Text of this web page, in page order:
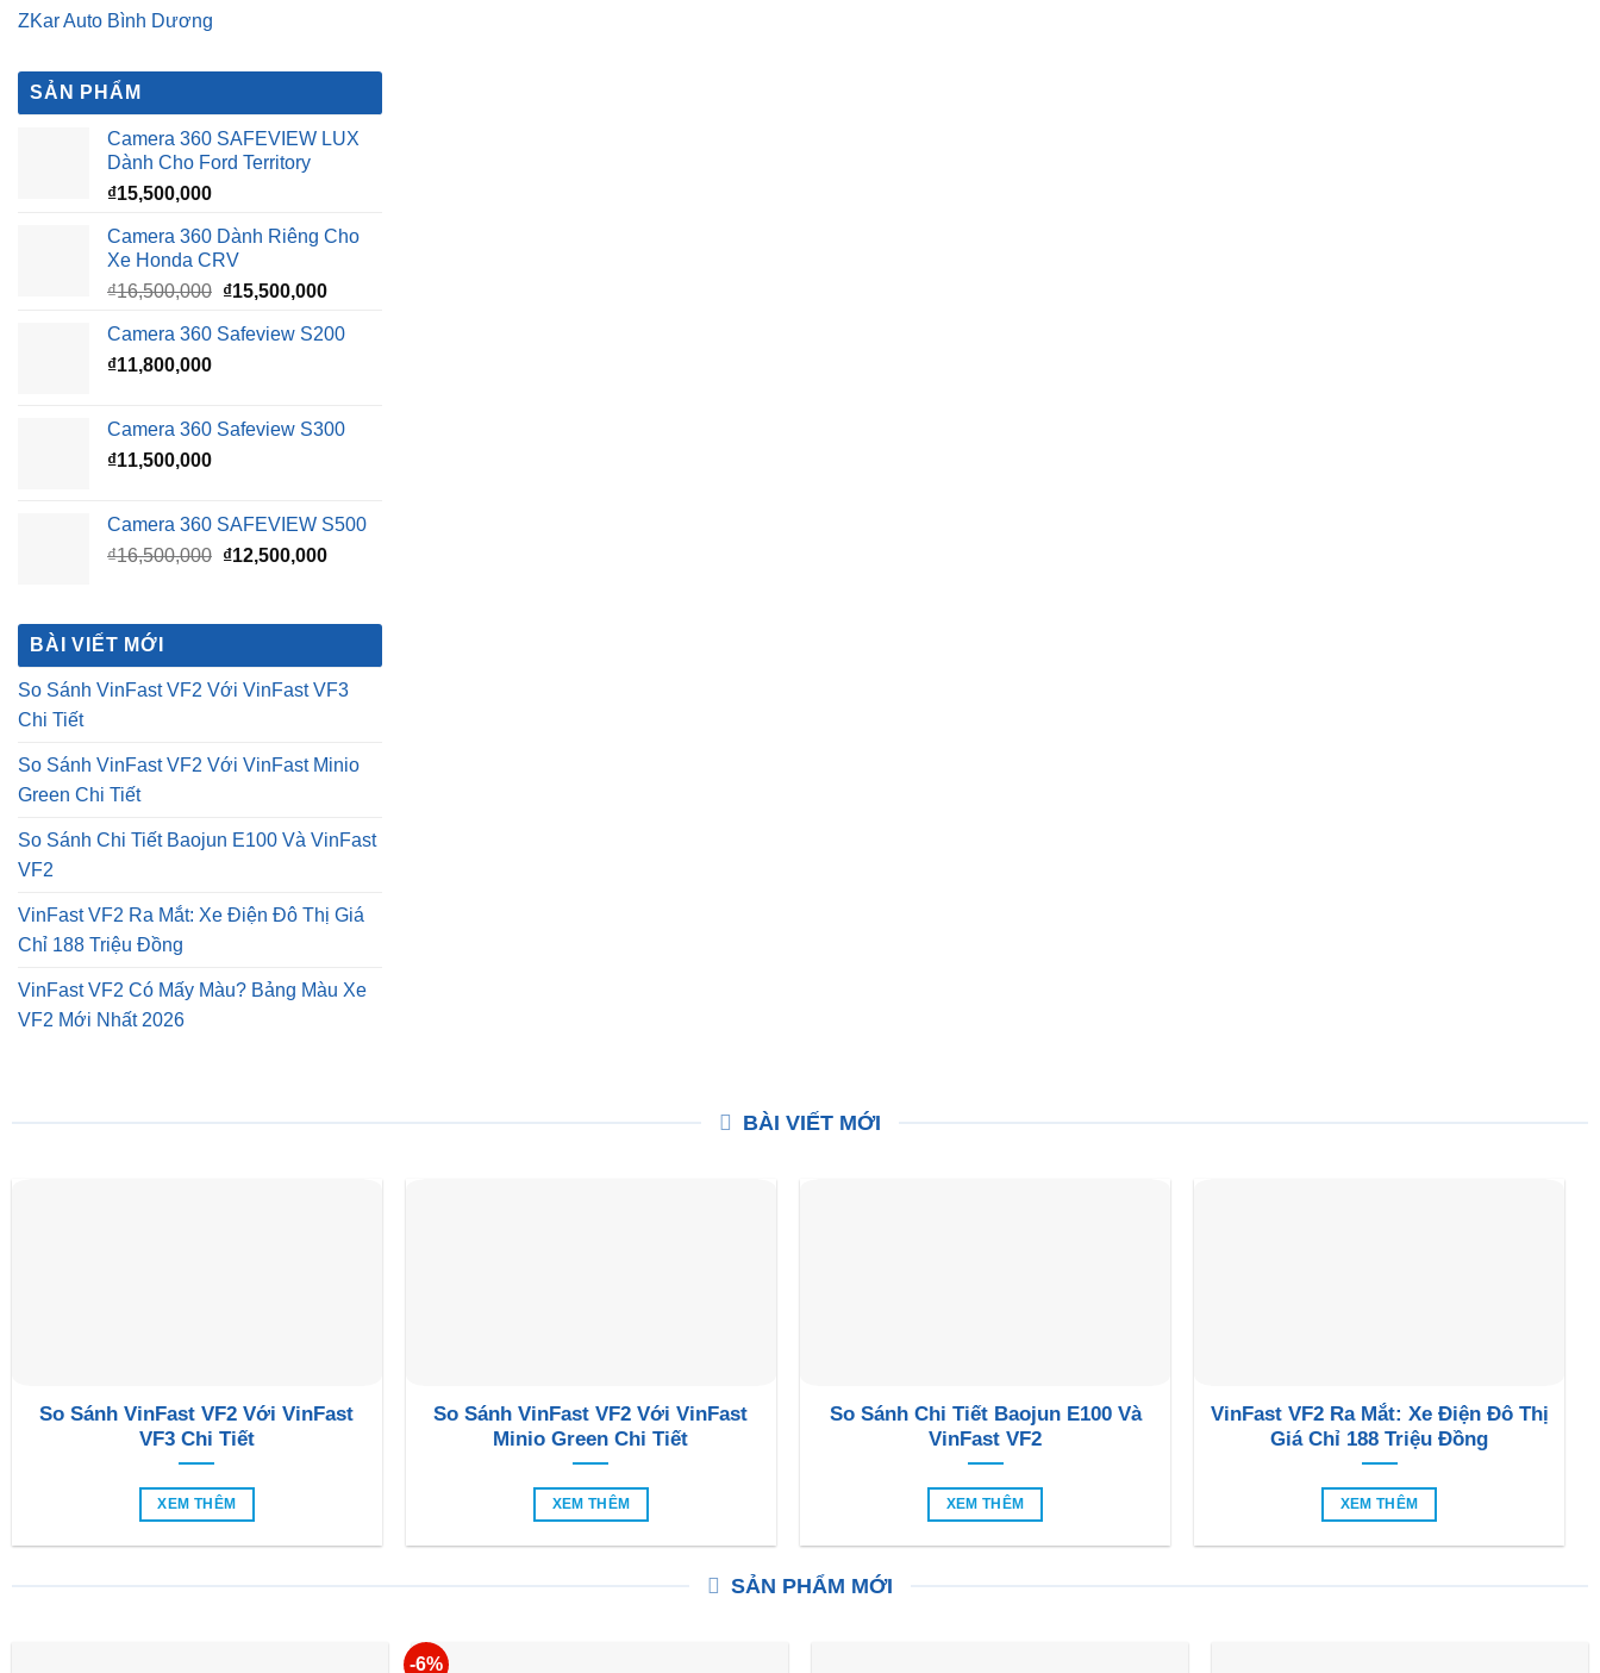
ZKar Auto Bình Dương
SẢN PHẨM
Camera 360 SAFEVIEW LUX
Dành Cho Ford Territory
₫15,500,000
Camera 360 Dành Riêng Cho
Xe Honda CRV
₫16,500,000 Giá
là:
₫15,500,000Giá
tại
Camera 360 Safeview S200
₫11,800,000
Camera 360 Safeview S300
₫11,500,000
Camera 360 SAFEVIEW S500
₫16,500,000 Giá
₫16,500,000.
₫12,500,000Giá
là:
BÀI VIẾT MỚI
So Sánh VinFast VF2 Với VinFast VF3
Chi Tiết
So Sánh VinFast VF2 Với VinFast Minio
Green Chi Tiết
So Sánh Chi Tiết Baojun E100 Và VinFast
VF2
VinFast VF2 Ra Mắt: Xe Điện Đô Thị Giá
Chỉ 188 Triệu Đồng
VinFast VF2 Có Mấy Màu? Bảng Màu Xe
VF2 Mới Nhất 2026
BÀI VIẾT MỚI
So Sánh VinFast VF2 Với VinFast
VF3 Chi Tiết
XEM THÊM
So Sánh VinFast VF2 Với VinFast
Minio Green Chi Tiết
XEM THÊM
So Sánh Chi Tiết Baojun E100 Và
VinFast VF2
XEM THÊM
VinFast VF2 Ra Mắt: Xe Điện Đô Thị
Giá Chỉ 188 Triệu Đồng
XEM THÊM
SẢN PHẨM MỚI
-6%